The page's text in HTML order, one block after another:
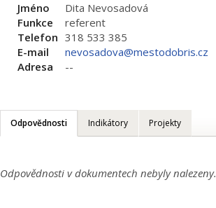
Jméno
Dita Nevosadová
Funkce
referent
Telefon 318 533 385
E-mail
nevosadova@mestodobris.cz
Adresa
--
Odpovědnosti Indikátory Projekty
Odpovědnosti v dokumentech nebyly nalezeny.